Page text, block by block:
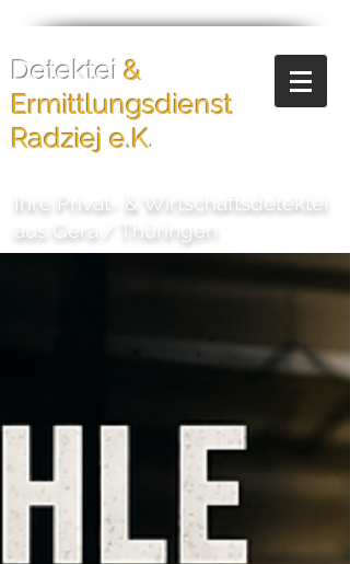
Detektei &
Ermittlungsdienst
Radziej e.K.
Ihre Privat- & Wirtschaftsdetektei
aus Gera
Thüringen